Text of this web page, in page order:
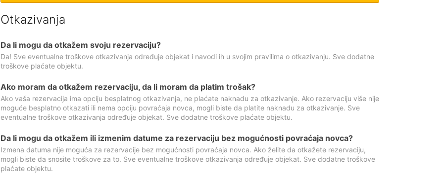
Otkazivanja
Da li mogu da otkažem svoju rezervaciju?
Da! Sve eventualne troškove otkazivanja određuje objekat i navodi ih u svojim pravilima o otkazivanju. Sve dodatne
troškove plaćate objektu.
Ako moram da otkažem rezervaciju, da li moram da platim trošak?
Ako vaša rezervacija ima opciju besplatnog otkazivanja, ne plaćate naknadu za otkazivanje. Ako rezervaciju više nije
moguće besplatno otkazati ili nema opciju povraćaja novca, mogli biste da platite naknadu za otkazivanje. Sve
eventualne troškove otkazivanja određuje objekat. Sve dodatne troškove plaćate objektu.
Da li mogu da otkažem ili izmenim datume za rezervaciju bez mogućnosti povraćaja novca?
Izmena datuma nije moguća za rezervacije bez mogućnosti povraćaja novca. Ako želite da otkažete rezervaciju,
mogli biste da snosite troškove za to. Sve eventualne troškove otkazivanja određuje objekat. Sve dodatne troškove
plaćate objektu.